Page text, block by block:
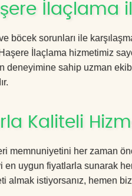
İlaçlama
böcek sorunları ile
İlaçlama hizmetimiz
deneyimine sahip uzman
Kaliteli
memnuniyetini her zaman
uygun fiyatlarla sunarak
almak istiyorsanız, hemen